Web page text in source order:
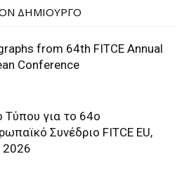
ΔΗΜΙΟΥΡΓΟ
from 64th FITCE Annual
Conference
Τύπου για το 64ο
Συνέδριο FITCE EU,
2026